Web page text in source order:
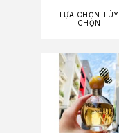
LỰA CHỌN TÙY
CHỌN